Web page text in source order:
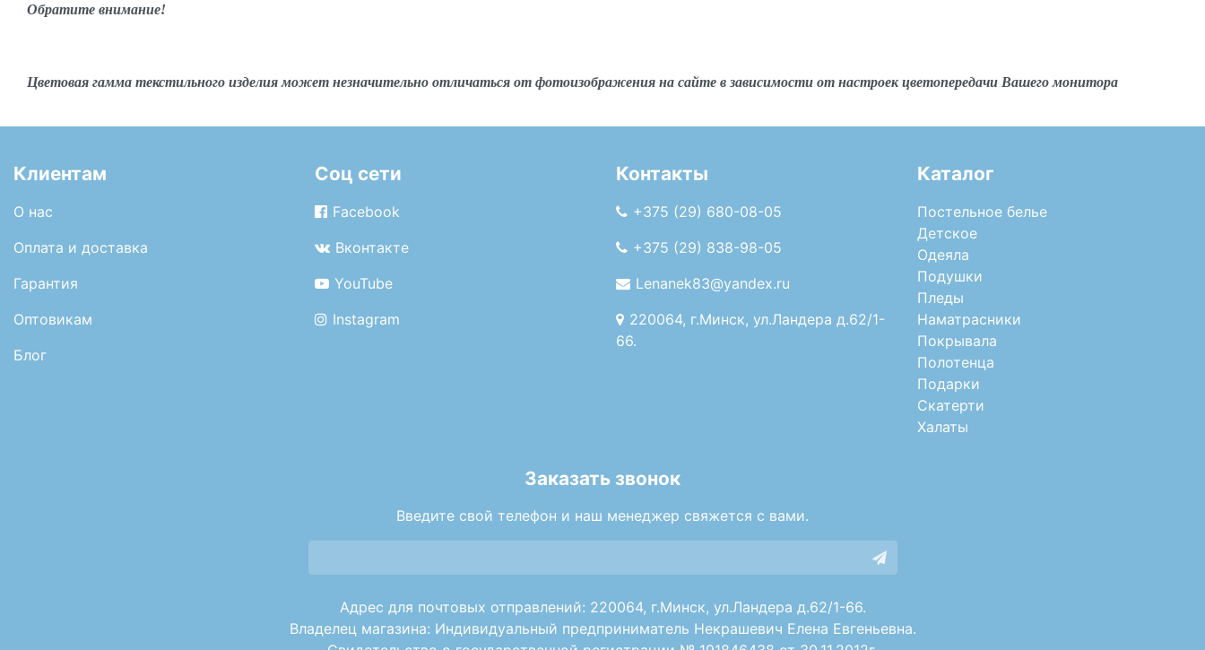
Обратите внимание!
Цветовая гамма текстильного изделия может незначительно отличаться от фотоизображения на сайте в зависимости от настроек цветопередачи Вашего монитора
Клиентам
О нас
Оплата и доставка
Гарантия
Оптовикам
Блог
Соц сети
Facebook
Вконтакте
YouTube
Instagram
Контакты
+375 (29) 680-08-05
+375 (29) 838-98-05
Lenanek83@yandex.ru
220064, г.Минск, ул.Ландера д.62/1-
66.
Каталог
Постельное белье
Детское
Одеяла
Подушки
Пледы
Наматрасники
Покрывала
Полотенца
Подарки
Скатерти
Халаты
Заказать звонок
Введите свой телефон и наш менеджер свяжется с вами.
Адрес для почтовых отправлений: 220064, г.Минск, ул.Ландера д.62/1-66.
Владелец магазина: Индивидуальный предприниматель Некрашевич Елена Евгеньевна.